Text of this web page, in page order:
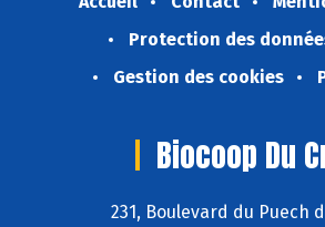
Protection des
Gestion des cookies
Biocoop Du
231, Boulevard du Puech